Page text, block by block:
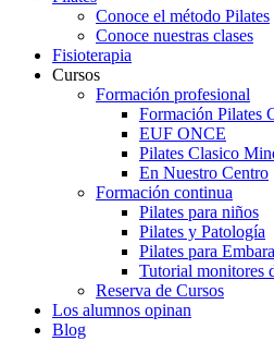
Conoce el método Pilates
Conoce nuestras clases
Fisioterapia
Cursos
Formación profesional
Formación Pilates
EUF ONCE
Pilates Clasico
En Nuestro Centro
Formación continua
Pilates para niños
Pilates y Patología
Pilates para
Tutorial monitores
Reserva de Cursos
Los alumnos opinan
Blog